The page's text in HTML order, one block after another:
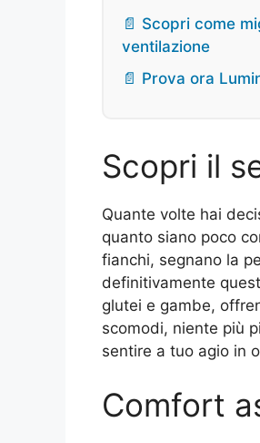
📄 Scopri come
ventilazione
📄 Prova ora
Scopri il
Quante volte hai
quanto siano poco
fianchi, segnano la
definitivamente
glutei e gambe,
scomodi, niente più
sentire a tuo agio in
Comfort